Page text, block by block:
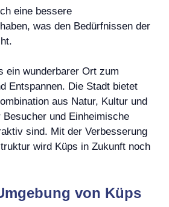
eine bessere
was den Bedürfnissen der
ein wunderbarer Ort zum
Entspannen. Die Stadt bietet
aus Natur, Kultur und
und Einheimische
sind. Mit der Verbesserung
wird Küps in Zukunft noch
von Küps